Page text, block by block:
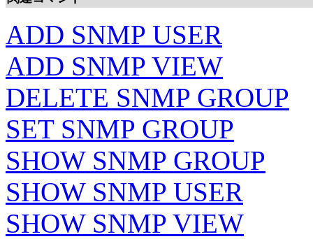
ADD SNMP USER
ADD SNMP VIEW
DELETE SNMP GROUP
SET SNMP GROUP
SHOW SNMP GROUP
SHOW SNMP USER
SHOW SNMP VIEW